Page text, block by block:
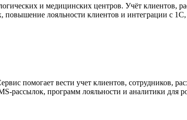
и медицинских центров. Учёт клиентов,
лояльности клиентов и интеграции с
помогает вести учет клиентов, сотрудников,
рассылок, программ лояльности и аналитики для